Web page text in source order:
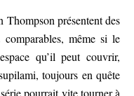
présentent des
comparables, même si le
qu’il peut couvrir,
toujours en quête
pourrait vite tourner à